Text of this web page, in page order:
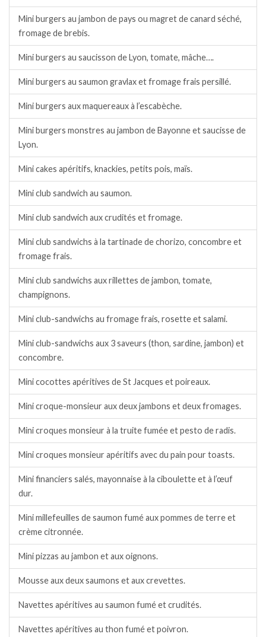
Mini burgers au jambon de pays ou magret de canard séché,
fromage de brebis.
Mini burgers au saucisson de Lyon, tomate, mâche….
Mini burgers au saumon gravlax et fromage frais persillé.
Mini burgers aux maquereaux à l’escabèche.
Mini burgers monstres au jambon de Bayonne et saucisse de
Lyon.
Mini cakes apéritifs, knackies, petits pois, maïs.
Mini club sandwich au saumon.
Mini club sandwich aux crudités et fromage.
Mini club sandwichs à la tartinade de chorizo, concombre et
fromage frais.
Mini club sandwichs aux rillettes de jambon, tomate,
champignons.
Mini club-sandwichs au fromage frais, rosette et salami.
Mini club-sandwichs aux 3 saveurs (thon, sardine, jambon) et
concombre.
Mini cocottes apéritives de St Jacques et poireaux.
Mini croque-monsieur aux deux jambons et deux fromages.
Mini croques monsieur à la truite fumée et pesto de radis.
Mini croques monsieur apéritifs avec du pain pour toasts.
Mini financiers salés, mayonnaise à la ciboulette et à l’œuf
dur.
Mini millefeuilles de saumon fumé aux pommes de terre et
crème citronnée.
Mini pizzas au jambon et aux oignons.
Mousse aux deux saumons et aux crevettes.
Navettes apéritives au saumon fumé et crudités.
Navettes apéritives au thon fumé et poivron.